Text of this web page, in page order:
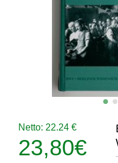
Netto: 22.24 €
23,80€